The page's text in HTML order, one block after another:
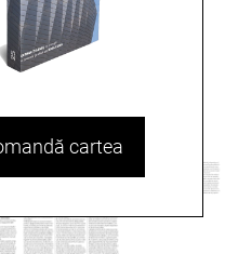
publicație puteți citi
cartea